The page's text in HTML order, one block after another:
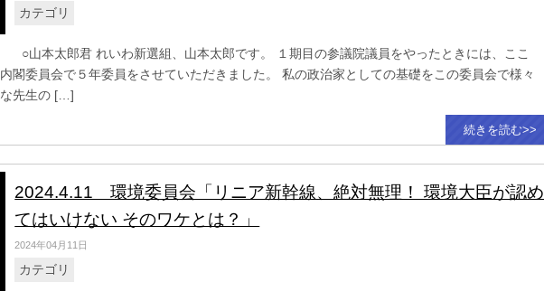
カテゴリ
○山本太郎君 れいわ新選組、山本太郎です。 １期目の参議院議員をやったときには、ここ
内閣委員会で５年委員をさせていただきました。 私の政治家としての基礎をこの委員会で様々
な先生の […]
続きを読む>>
2024.4.11 環境委員会「リニア新幹線、絶対無理！ 環境大臣が認め
てはいけない そのワケとは？」
2024年04月11日
カテゴリ